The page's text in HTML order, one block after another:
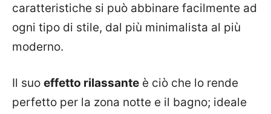
caratteristiche si può abbinare facilmente ad
ogni tipo di stile, dal più minimalista al più
moderno.
Il suo effetto rilassante è ciò che lo rende
perfetto per la zona notte e il bagno; ideale